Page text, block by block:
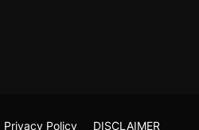
Privacy Policy DISCLAIMER